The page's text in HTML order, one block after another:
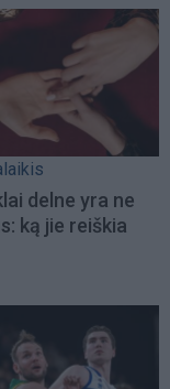
delne yra ne
ką jie reiškia